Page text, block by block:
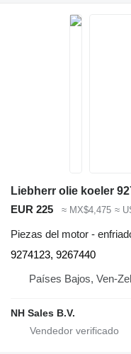
EUR 225 ≈ MX$4,475 ≈
Piezas del motor -
9274123, 9267440
Países Bajos, Ven-
NH Sales B.V.